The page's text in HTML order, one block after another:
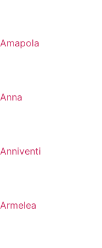
Amapola
Anna
Anniventi
Armelea